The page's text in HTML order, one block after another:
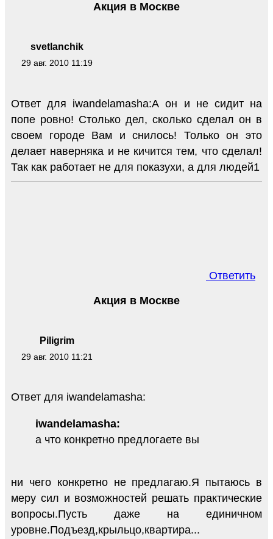
svetlanchik
29 авг. 2010 11:19
Акция в Москве
Ответ для iwandelamasha:А он и не сидит на
попе ровно! Столько дел, сколько сделал он в
своем городе Вам и снилось! Только он это
делает наверняка и не кичится тем, что сделал!
Так как работает не для показухи, а для людей1
Ответить
Piligrim
29 авг. 2010 11:21
Акция в Москве
Ответ для iwandelamasha:
iwandelamasha:
а что конкретно предлогаете вы
ни чего конкретно не предлагаю.Я пытаюсь в
меру сил и возможностей решать практические
вопросы.Пусть даже на единичном
уровне.Подъезд,крыльцо,квартира...